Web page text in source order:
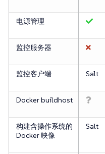
电源管理
监控服务器
监控客户端 Salt
Docker buildhost
构建含操作系统的
Docker 映像
Salt